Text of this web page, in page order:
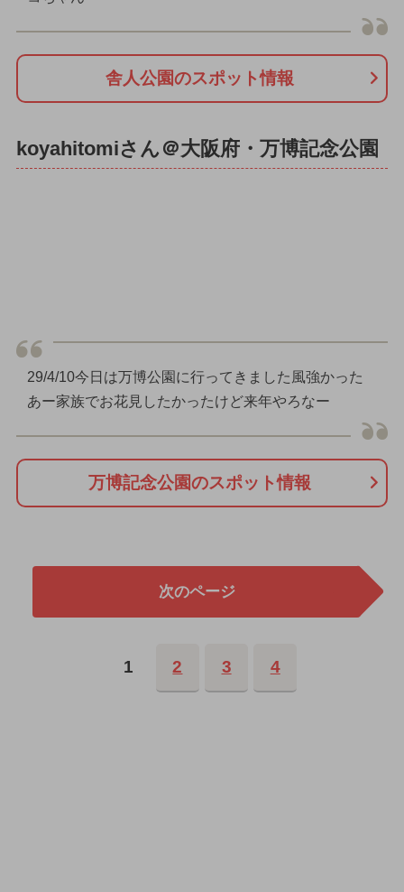
舎人公園のスポット情報
koyahitomiさん＠大阪府・万博記念公園
29/4/10今日は万博公園に行ってきました風強かった
あー家族でお花見したかったけど来年やろなー
万博記念公園のスポット情報
次のページ
1 2 3 4